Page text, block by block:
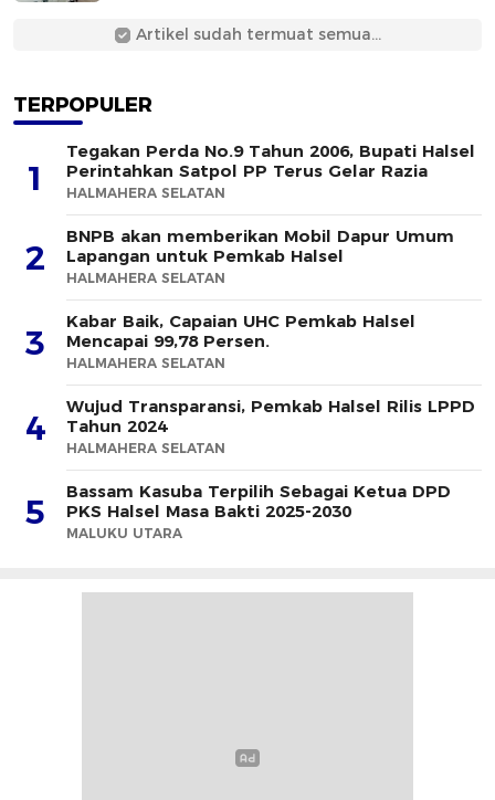
Artikel sudah termuat semua...
TERPOPULER
1
Tegakan Perda No.9 Tahun 2006, Bupati Halsel
Perintahkan Satpol PP Terus Gelar Razia
HALMAHERA SELATAN
2
BNPB akan memberikan Mobil Dapur Umum
Lapangan untuk Pemkab Halsel
HALMAHERA SELATAN
3
Kabar Baik, Capaian UHC Pemkab Halsel
Mencapai 99,78 Persen.
HALMAHERA SELATAN
4
Wujud Transparansi, Pemkab Halsel Rilis LPPD
Tahun 2024
HALMAHERA SELATAN
5
Bassam Kasuba Terpilih Sebagai Ketua DPD
PKS Halsel Masa Bakti 2025-2030
MALUKU UTARA